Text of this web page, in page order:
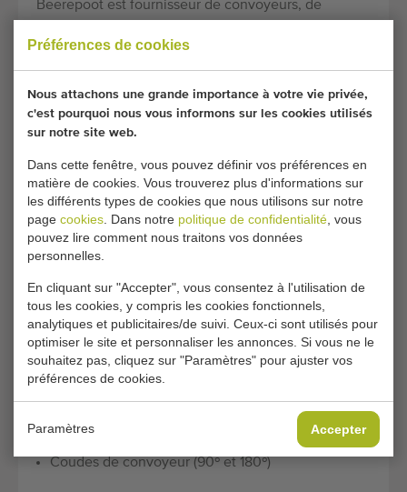
Préférences de cookies
Nous attachons une grande importance à votre vie privée,
c'est pourquoi nous vous informons sur les cookies utilisés
sur notre site web.
Dans cette fenêtre, vous pouvez définir vos préférences en
matière de cookies. Vous trouverez plus d'informations sur
les différents types de cookies que nous utilisons sur notre
page cookies . Dans notre politique de confidentialité , vous
pouvez lire comment nous traitons vos données
personnelles.
En cliquant sur "Accepter", vous consentez à l'utilisation de
tous les cookies, y compris les cookies fonctionnels,
analytiques et publicitaires/de suivi. Ceux-ci sont utilisés pour
optimiser le site et personnaliser les annonces. Si vous ne le
souhaitez pas, cliquez sur "Paramètres" pour ajuster vos
préférences de cookies.
Paramètres Accepter
Beerepoot est fournisseur de convoyeurs, de
interne complètes neufs ou d’occasion. L’entreprise
est située à Spanbroek, en Hollande septentrionale.
CONVOYEURS BEEREPOOT
Beerepoot fabrique un large assortiment de
convoyeurs de différents modèles et formats. Les
convoyeurs conviennent pour les produits non
conteneurisés ainsi que pour les produits en vrac
Beerepoot fournit les types de convoyeurs
suivants :
Convoyeurs plats
Convoyeurs à huche
Convoyeurs télescopiques
Coudes de convoyeur (90º et 180º)